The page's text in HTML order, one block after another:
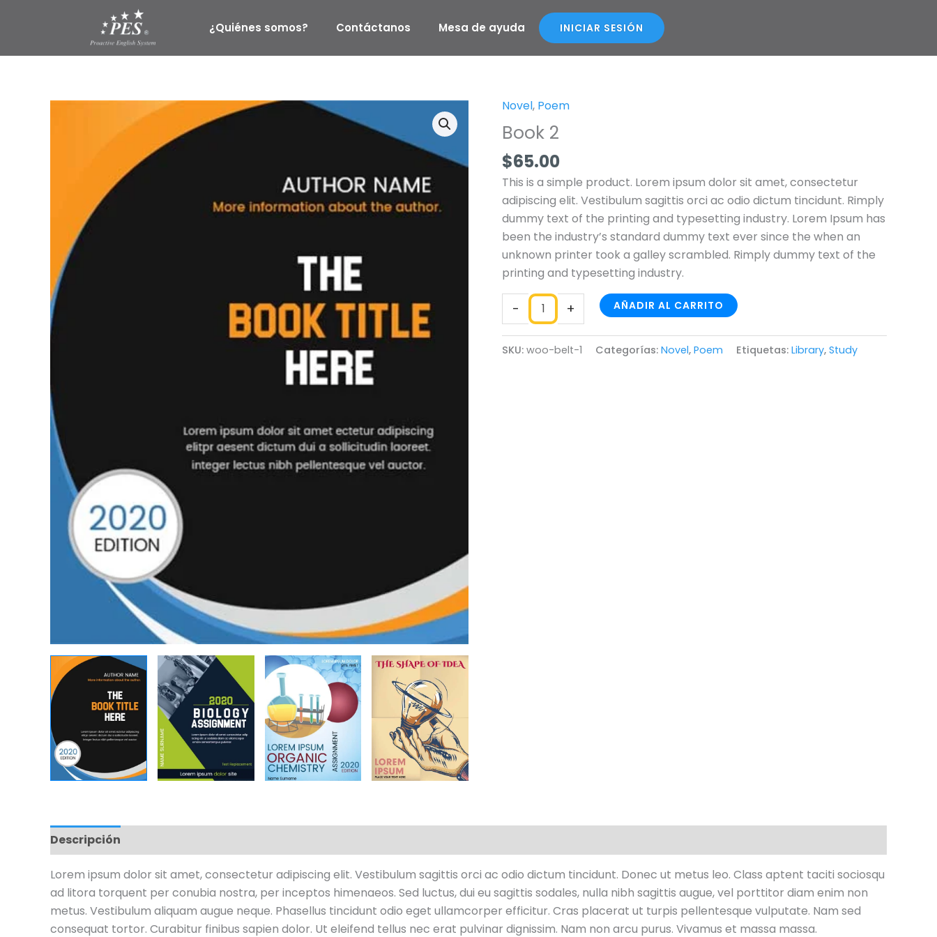
¿Quiénes somos? Contáctanos Mesa de ayuda INICIAR SESIÓN
Novel, Poem
Book 2
$65.00
This is a simple product. Lorem ipsum dolor sit amet, consectetur
adipiscing elit. Vestibulum sagittis orci ac odio dictum tincidunt. Rimply
dummy text of the printing and typesetting industry. Lorem Ipsum has
been the industry’s standard dummy text ever since the when an
unknown printer took a galley scrambled. Rimply dummy text of the
printing and typesetting industry.
-
Book
2
+ AÑADIR AL CARRITO
SKU: woo-belt-1 Categorías: Novel, Poem Etiquetas: Library, Study
Descripción
Lorem ipsum dolor sit amet, consectetur adipiscing elit. Vestibulum sagittis orci ac odio dictum tincidunt. Donec ut metus leo. Class aptent taciti sociosqu
ad litora torquent per conubia nostra, per inceptos himenaeos. Sed luctus, dui eu sagittis sodales, nulla nibh sagittis augue, vel porttitor diam enim non
metus. Vestibulum aliquam augue neque. Phasellus tincidunt odio eget ullamcorper efficitur. Cras placerat ut turpis pellentesque vulputate. Nam sed
consequat tortor. Curabitur finibus sapien dolor. Ut eleifend tellus nec erat pulvinar dignissim. Nam non arcu purus. Vivamus et massa massa.